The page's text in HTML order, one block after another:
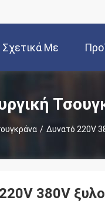
Σχετικά Με
Εμάς
/ Δυνατό 220V
380V